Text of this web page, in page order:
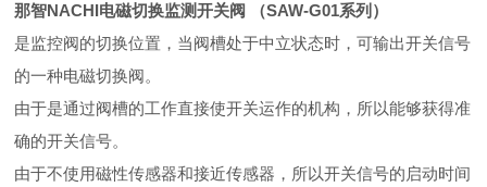
那智NACHI电磁切换监测开关阀 （SAW-G01系列）
是监控阀的切换位置，当阀槽处于中立状态时，可输出开关信号
的一种电磁切换阀。
由于是通过阀槽的工作直接使开关运作的机构，所以能够获得准
确的开关信号。
由于不使用磁性传感器和接近传感器，所以开关信号的启动时间